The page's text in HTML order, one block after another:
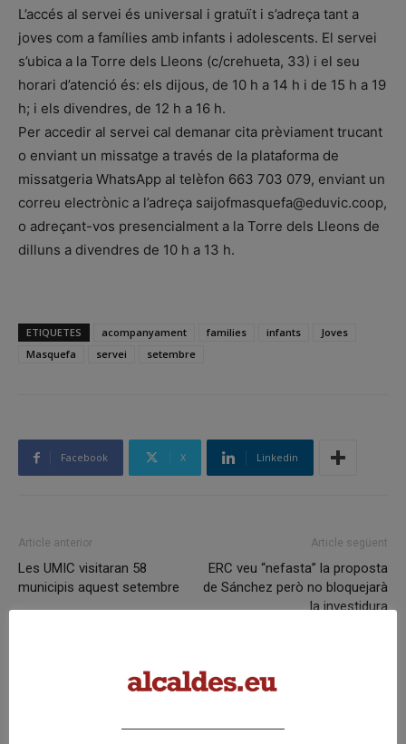
L’accés al servei és universal i gratuït i s’adreça tant a
joves com a famílies amb infants i adolescents. El servei
s’ubica a la Torre dels Lleons (c/crehueta, 33) i el seu
horari d’atenció és: els dijous, de 10 h a 14 h i de 15 h a 19
h; i els divendres, de 12 h a 16 h.
Per accedir al servei cal demanar cita prèviament trucant
o enviant un missatge a través de la plataforma de
missatgeria WhatsApp al telèfon 663 703 079, enviant un
correu electrònic a l’adreça saijofmasquefa@eduvic.coop,
o adreçant-vos presencialment a la Torre dels Lleons de
dilluns a divendres de 10 h a 13 h.
ETIQUETES acompanyament families infants
Joves
Masquefa
servei setembre
Facebook X Linkedin
Article anterior
Les UMIC visitaran 58
municipis aquest setembre
Article següent
ERC veu “nefasta” la proposta
de Sánchez però no bloquejarà
la investidura
Articles relacionats